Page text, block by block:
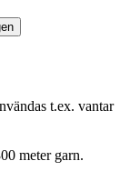
t.ex. vantar
meter garn.